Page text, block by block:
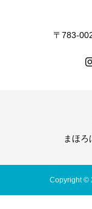
〒783-
まほ
Copyright ©